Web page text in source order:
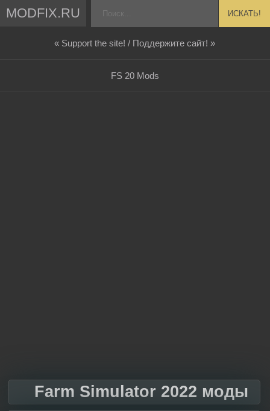
MODFIX.RU ИСКАТЬ!
« Support the site! / Поддержите сайт! »
FS 20 Mods
Farm Simulator 2022 моды